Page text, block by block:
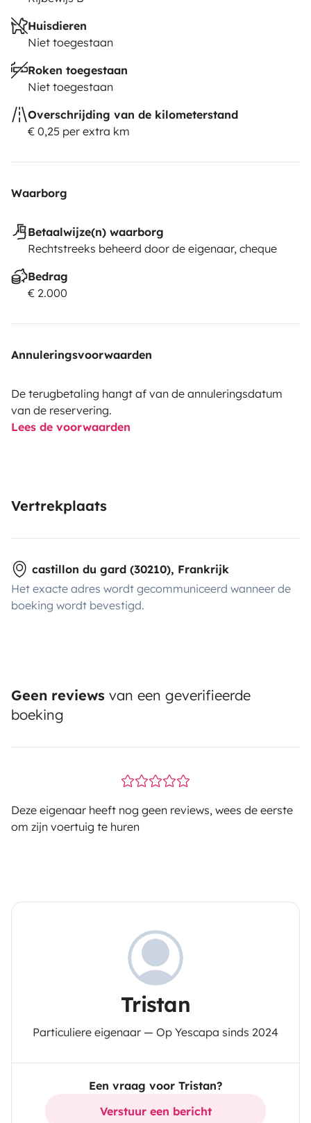
Huisdieren
Niet toegestaan
Roken toegestaan
Niet toegestaan
Overschrijding van de kilometerstand
€ 0,25 per extra km
Waarborg
Betaalwijze(n) waarborg
Rechtstreeks beheerd door de eigenaar, cheque
Bedrag
€ 2.000
Annuleringsvoorwaarden
De terugbetaling hangt af van de annuleringsdatum
van de reservering.
Lees de voorwaarden
Vertrekplaats
castillon du gard (30210), Frankrijk
Het exacte adres wordt gecommuniceerd wanneer de
boeking wordt bevestigd.
Geen reviews van een geverifieerde
boeking
Deze eigenaar heeft nog geen reviews, wees de eerste
om zijn voertuig te huren
Tristan
Particuliere eigenaar — Op Yescapa sinds 2024
Een vraag voor Tristan?
Verstuur een bericht